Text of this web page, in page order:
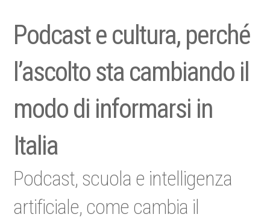
Podcast e cultura, perché
l’ascolto sta cambiando il
modo di informarsi in
Italia
Podcast, scuola e intelligenza
artificiale, come cambia il